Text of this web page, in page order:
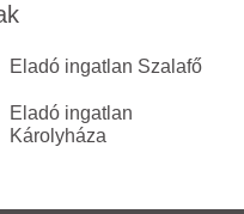
Eladó ingatlan Szalafő
Eladó ingatlan
Károlyháza